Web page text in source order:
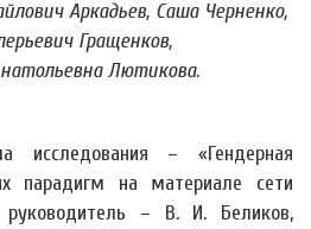
Аркадьев, Саша Черненко,
Гращенков,
Лютикова.
исследования – «Гендерная
парадигм на материале сети
руководитель – В. И. Беликов,